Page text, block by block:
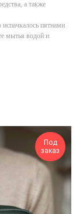
а также
пятнами
мытья водой и
Под
заказ